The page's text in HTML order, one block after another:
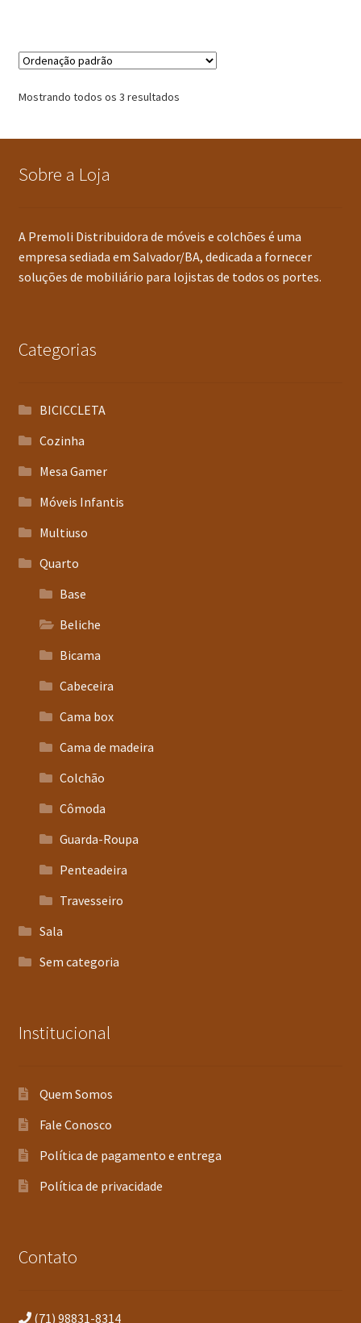
Mostrando todos os 3 resultados
Sobre a Loja
A Premoli Distribuidora de móveis e colchões é uma
empresa sediada em Salvador/BA, dedicada a fornecer
soluções de mobiliário para lojistas de todos os portes.
Categorias
BICICCLETA
Cozinha
Mesa Gamer
Móveis Infantis
Multiuso
Quarto
Base
Beliche
Bicama
Cabeceira
Cama box
Cama de madeira
Colchão
Cômoda
Guarda-Roupa
Penteadeira
Travesseiro
Sala
Sem categoria
Institucional
Quem Somos
Fale Conosco
Política de pagamento e entrega
Política de privacidade
Contato
(71) 98831-8314